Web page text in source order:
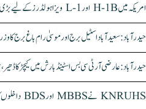
امریکہ میں H-1B اور L-1 ویزا ہولڈرز کے لیے بڑی راحت، اب ملک چھوڑے بغیر ویزا تجدید ممکن
حیدرآباد: سعیدآباد اسٹیل برج اور موسیٰ رام باغ برج کا
حیدرآباد: عارضی آر ٹی سی بس اسٹینڈ بارش میں کیچڑ کا
KNRUHS نے MBBS اور BDS داخلوں کا نوٹیفکیشن جاری کر دیا